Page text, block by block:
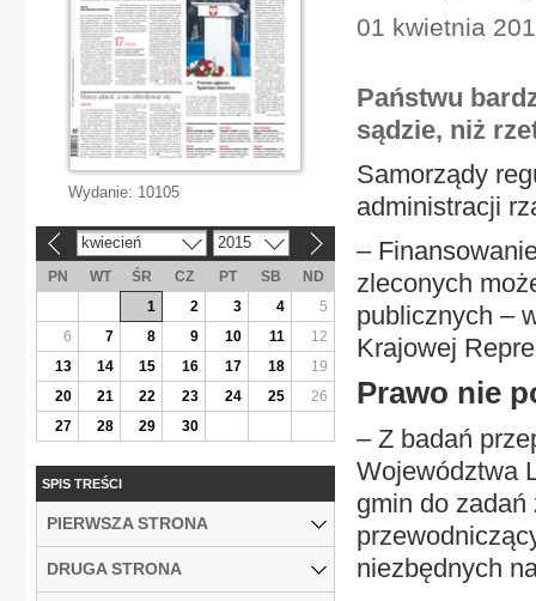
01 kwietnia
Państwu
sądzie, niż
Samorządy
administracji
–
zleconych
publicznych –
Krajowej
Prawo nie
– Z badań
Województwa
gmin do zadań
niezbędnych
Wydanie: 10105
kwiecień 2015
PN WT ŚR CZ PT SB
ND
1
2 3 4
5
6
7 8 9 10 11
12
13
14 15 16 17 18
19
20
21 22 23 24 25
26
27
28 29 30
SPIS TREŚCI
PIERWSZA STRONA
DRUGA STRONA